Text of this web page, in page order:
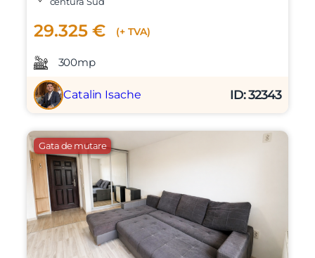
29.325 € (+ TVA)
300mp
Catalin Isache ID: 32343
Gata de mutare